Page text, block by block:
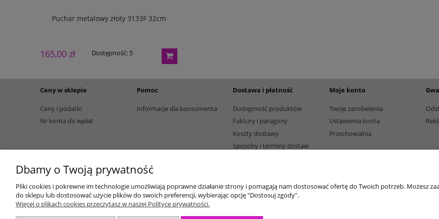
Puchar metalowy złoty 3133F 32cm
165,00 zł Dostępność: 5
Ceny w sklepie
Ceny i podatki
Nr konta do wpłat
Pomoc
Informacje dla konsumenta
Dostawa i płatność
Dostępność produktów
Faktury i paragony
Koszty dostawy
Sposoby i terminy dostaw
Moje konto
Twoje zamówienia
Ustawienia konta
Przechowalnia
Dbamy o Twoją prywatność
Pliki cookies i pokrewne im technologie umożliwiają poprawne działanie strony i pomagają nam dostosować ofertę do Twoich potrzeb. Możesz
do sklepu lub dostosować użycie plików do swoich preferencji, wybierając opcję "Dostosuj zgody".
Więcej o plikach cookies przeczytasz w naszej Polityce prywatności.